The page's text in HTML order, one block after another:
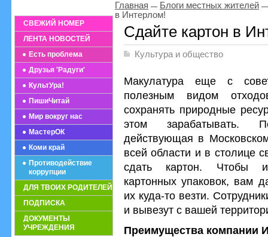
СВЕЖИЙ НОМЕР
ЛЕНТА НОВОСТЕЙ
Есть проблема
Друзья 'Радуги'
КультУра!
ПишиЧитай
Мир вокруг нас
МастерОК
Коми край
Противодействие
коррупции
ДЛЯ ТВОИХ РОДИТЕЛЕЙ
ПОДПИСКА
ДОКУМЕНТЫ
УЧРЕЖДЕНИЯ
Главная
Блоги местных жителей
в Интерлом!
Сдайте картон в
Культура и общество
Макулатура еще с
полезным видом
сохранять природные
этом зарабатывать.
действующая в
всей области и в столице
сдать картон. Чтобы
картонных упаковок, вам
их куда-то везти.
и вывезут с вашей
Преимущества компании